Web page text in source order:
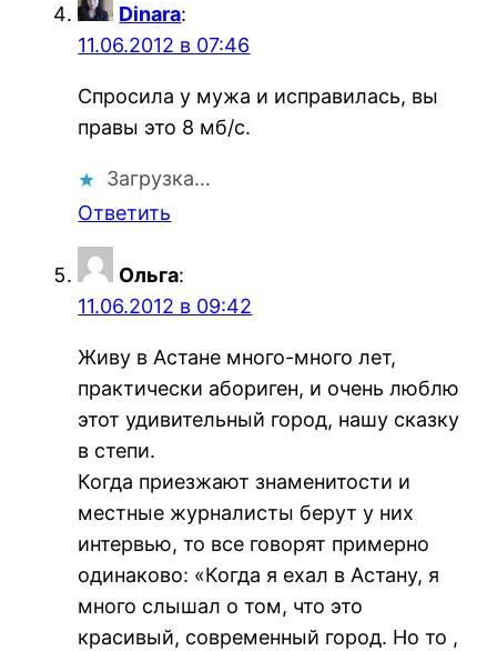
Dinara:
11.06.2012 в 07:46
Спросила у мужа и исправилась, вы
правы это 8 мб/с.
Загрузка…
Ответить
Ольга:
11.06.2012 в 09:42
Живу в Астане много-много лет,
практически абориген, и очень люблю
этот удивительный город, нашу сказку
в степи.
Когда приезжают знаменитости и
местные журналисты берут у них
интервью, то все говорят примерно
одинаково: «Когда я ехал в Астану, я
много слышал о том, что это
красивый, современный город. Но то ,